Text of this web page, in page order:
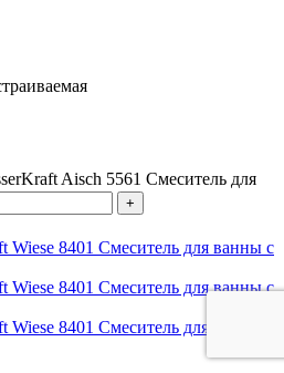
Aisch 5561 Смеситель для